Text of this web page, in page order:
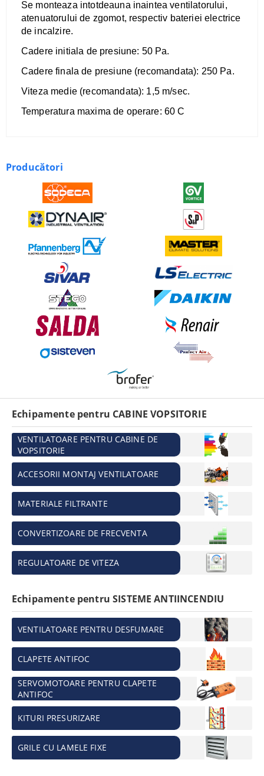
Se monteaza intotdeauna inaintea ventilatorului,
atenuatorului de zgomot, respectiv bateriei electrice
de incalzire.
Cadere initiala de presiune: 50 Pa.
Cadere finala de presiune (recomandata): 250 Pa.
Viteza medie (recomandata): 1,5 m/sec.
Temperatura maxima de operare: 60 C
Producători
Echipamente pentru CABINE VOPSITORIE
VENTILATOARE PENTRU CABINE DE
VOPSITORIE
ACCESORII MONTAJ VENTILATOARE
MATERIALE FILTRANTE
CONVERTIZOARE DE FRECVENTA
REGULATOARE DE VITEZA
Echipamente pentru SISTEME ANTIINCENDIU
VENTILATOARE PENTRU DESFUMARE
CLAPETE ANTIFOC
SERVOMOTOARE PENTRU CLAPETE
ANTIFOC
KITURI PRESURIZARE
GRILE CU LAMELE FIXE